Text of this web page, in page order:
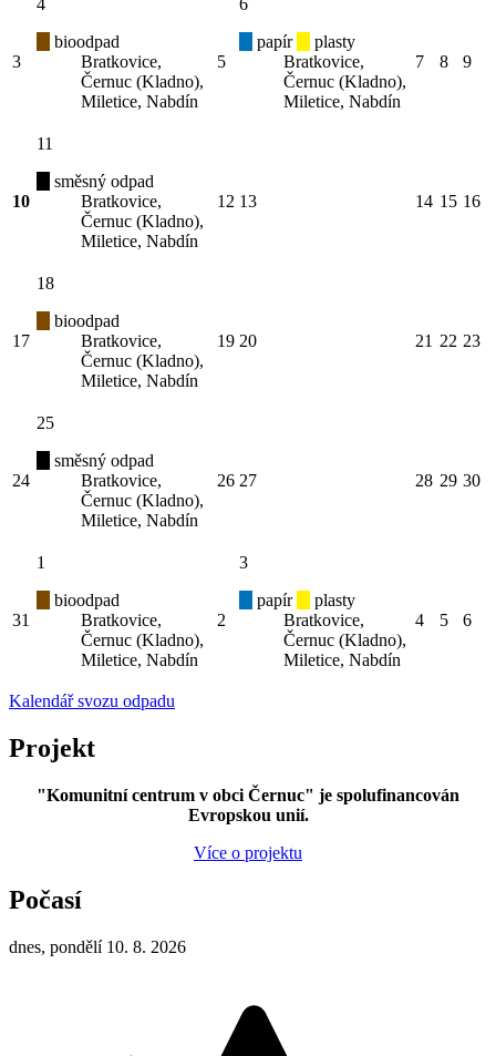
3
4
bioodpad
Bratkovice,
Černuc (Kladno),
Miletice, Nabdín
5
6
papír
plasty
Bratkovice,
Černuc (Kladno),
Miletice, Nabdín
7 8 9
10
11
směsný odpad
Bratkovice,
Černuc (Kladno),
Miletice, Nabdín
12 13 14 15 16
17
18
bioodpad
Bratkovice,
Černuc (Kladno),
Miletice, Nabdín
19 20 21 22 23
24
25
směsný odpad
Bratkovice,
Černuc (Kladno),
Miletice, Nabdín
26 27 28 29 30
31
1
bioodpad
Bratkovice,
Černuc (Kladno),
Miletice, Nabdín
2
3
papír
plasty
Bratkovice,
Černuc (Kladno),
Miletice, Nabdín
4 5 6
Kalendář svozu odpadu
Projekt
"Komunitní centrum v obci Černuc" je spolufinancován
Evropskou unií.
Více o projektu
Počasí
dnes, pondělí 10. 8. 2026